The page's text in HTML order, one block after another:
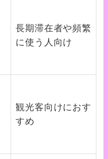
長期滞在者や頻繁
に使う人向け
観光客向けにおす
すめ